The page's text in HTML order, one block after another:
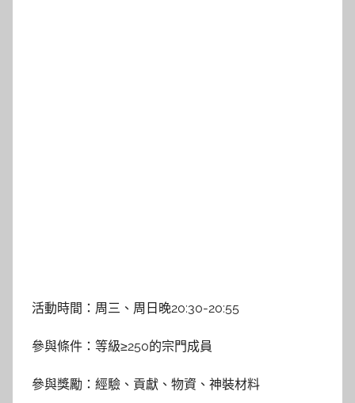
活動時間：周三、周日晚20:30-20:55
參與條件：等級≥250的宗門成員
參與獎勵：經驗、貢獻、物資、神裝材料